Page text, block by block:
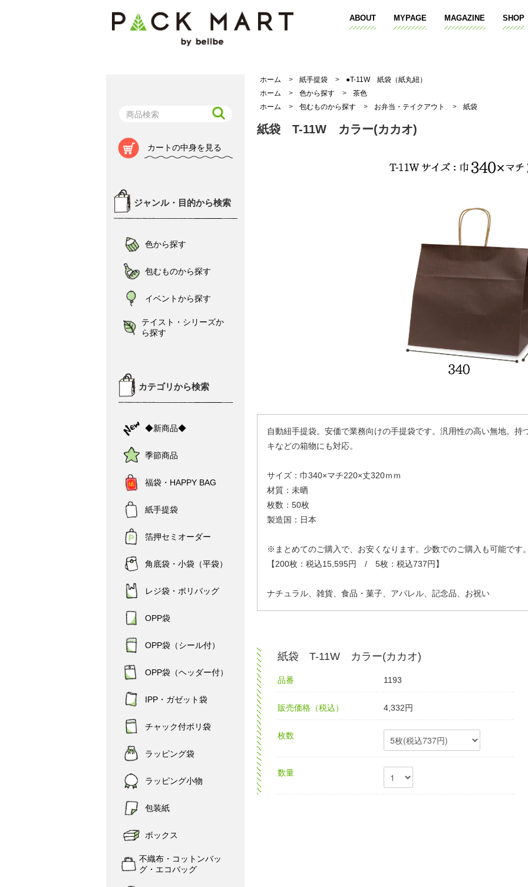
ABOUT MYPAGE MAGAZINE SHOP
ホーム > 紙手提袋 >
●T-11W 紙袋（紙丸紐）
ホーム
> 色から探す >
茶色
ホーム
> 包むものから探す > お弁当・テイクアウト > 紙袋
紙袋 T-11W カラー(カカオ)
自動紐手提袋。安価で業務向けの手提袋です。汎用性の高い無地。
キなどの箱物にも対応。
サイズ：巾340×マチ220×丈320ｍｍ
材質：未晒
枚数：50枚
製造国：日本
※まとめてのご購入で、お安くなります。少数でのご購入も可能です
【200枚：税込15,595円 / 5枚：税込737円】
ナチュラル、雑貨、食品・菓子、アパレル、記念品、お祝い
紙袋 T-11W カラー(カカオ)
品番 1193
販売価格（税込） 4,332円
枚数
数量
カートの中身を見る
ジャンル・目的から検索
色から探す
包むものから探す
イベントから探す
テイスト・シリーズか
ら探す
カテゴリから検索
◆新商品◆
季節商品
福袋・HAPPY BAG
紙手提袋
箔押セミオーダー
角底袋・小袋（平袋）
レジ袋・ポリバッグ
OPP袋
OPP袋（シール付）
OPP袋（ヘッダー付）
IPP・ガゼット袋
チャック付ポリ袋
ラッピング袋
ラッピング小物
包装紙
ボックス
不織布・コットンバッ
グ・エコバッグ